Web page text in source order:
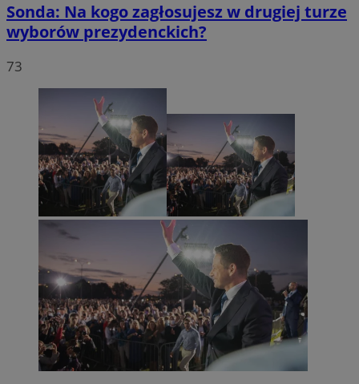
Sonda: Na kogo zagłosujesz w drugiej turze
wyborów prezydenckich?
73